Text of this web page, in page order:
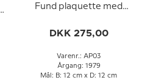
Fund plaquette med
DKK 275,00
Varenr.: AP03
Årgang: 1979
Mål: B: 12 cm x D: 12 cm